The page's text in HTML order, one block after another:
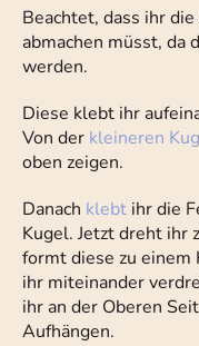
Beachtet, dass ihr
abmachen müsst, da
werden.
Diese klebt ihr
Von der kleineren
oben zeigen.
Danach klebt ihr die
Kugel. Jetzt dreht ihr
formt diese zu einem
ihr miteinander
ihr an der Oberen
Aufhängen.